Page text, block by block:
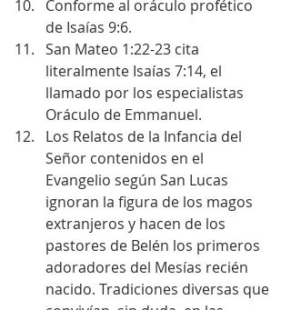
Conforme al oráculo profético
de Isaías 9:6.
San Mateo 1:22-23 cita
literalmente Isaías 7:14, el
llamado por los especialistas
Oráculo de Emmanuel.
Los Relatos de la Infancia del
Señor contenidos en el
Evangelio según San Lucas
ignoran la figura de los magos
extranjeros y hacen de los
pastores de Belén los primeros
adoradores del Mesías recién
nacido. Tradiciones diversas que